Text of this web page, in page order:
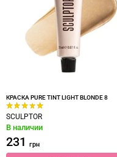
КРАСКА PURE TINT LIGHT BLONDE 8
SCULPTOR
В наличии
231 грн